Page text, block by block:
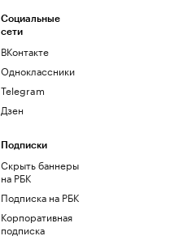
Социальные
сети
ВКонтакте
Одноклассники
Telegram
Дзен
Подписки
Скрыть баннеры
на РБК
Подписка на РБК
Корпоративная
подписка